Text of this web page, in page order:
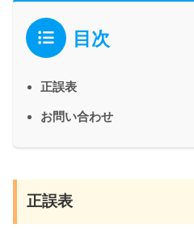
目次
正誤表
お問い合わせ
正誤表